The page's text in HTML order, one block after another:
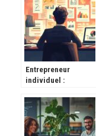
Assurance Digitale
Entrepreneur
individuel :
de vos charges
sociales en 5 etapes